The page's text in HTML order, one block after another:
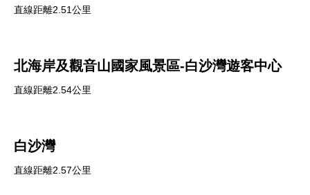
直線距離2.51公里
北海岸及觀音山國家風景區-白沙灣遊客中心
直線距離2.54公里
白沙灣
直線距離2.57公里